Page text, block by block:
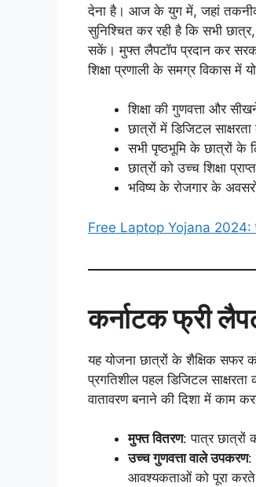
देना है। आज के युग में, जहां तकनीक
सुनिश्चित कर रही है कि सभी
सकें। मुफ्त लैपटॉप प्रदान कर
शिक्षा प्रणाली के समग्र विकास में
शिक्षा की गुणवत्ता और
छात्रों में डिजिटल साक्षरता
सभी पृष्ठभूमि के छात्रों के
छात्रों को उच्च शिक्षा
भविष्य के रोजगार के
Free Laptop Yojana 2024:
कर्नाटक फ्री
यह योजना छात्रों के शैक्षिक
प्रगतिशील पहल डिजिटल
वातावरण बनाने की दिशा में
मुफ्त वितरण: पात्र छात्रों
उच्च गुणवत्ता वाले उपकरण:
आवश्यकताओं को पूरा